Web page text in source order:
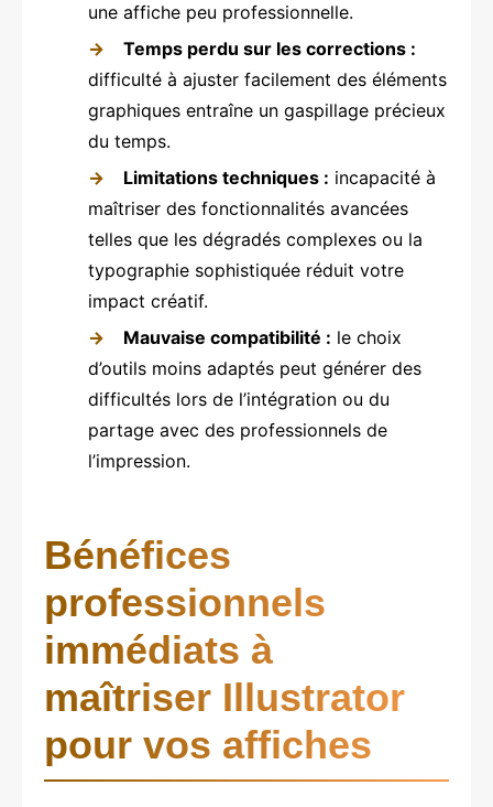
une affiche peu professionnelle.
Temps perdu sur les corrections :
difficulté à ajuster facilement des éléments
graphiques entraîne un gaspillage précieux
du temps.
Limitations techniques : incapacité à
maîtriser des fonctionnalités avancées
telles que les dégradés complexes ou la
typographie sophistiquée réduit votre
impact créatif.
Mauvaise compatibilité : le choix
d’outils moins adaptés peut générer des
difficultés lors de l’intégration ou du
partage avec des professionnels de
l’impression.
Bénéfices
professionnels
immédiats à
maîtriser Illustrator
pour vos affiches